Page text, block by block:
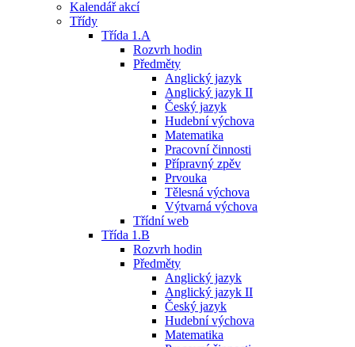
Kalendář akcí
Třídy
Třída 1.A
Rozvrh hodin
Předměty
Anglický jazyk
Anglický jazyk II
Český jazyk
Hudební výchova
Matematika
Pracovní činnosti
Přípravný zpěv
Prvouka
Tělesná výchova
Výtvarná výchova
Třídní web
Třída 1.B
Rozvrh hodin
Předměty
Anglický jazyk
Anglický jazyk II
Český jazyk
Hudební výchova
Matematika